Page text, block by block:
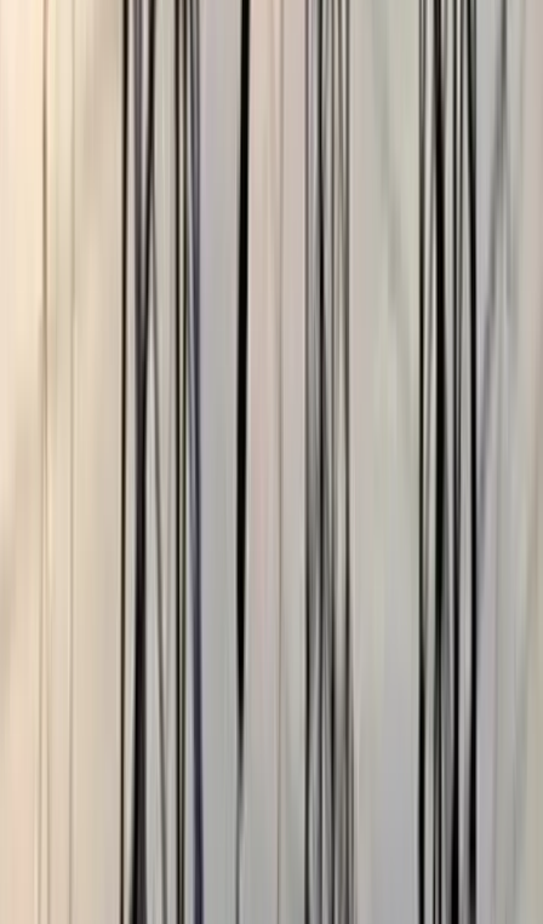
বরিশালে প্রবাসীর স্ত্রীর ঘর থেকে
জামায়াতকর্মী আটক
পুলিশ হবে জনগণের বন্ধু-আইনের
নিরপেক্ষ প্রয়োগকারী: স্বরাষ্ট্রমন্ত্রী
বরিশালটাইমস রিপোর্ট